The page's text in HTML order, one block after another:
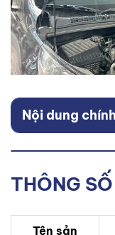
Nội dung chính
THÔNG
Tên sản